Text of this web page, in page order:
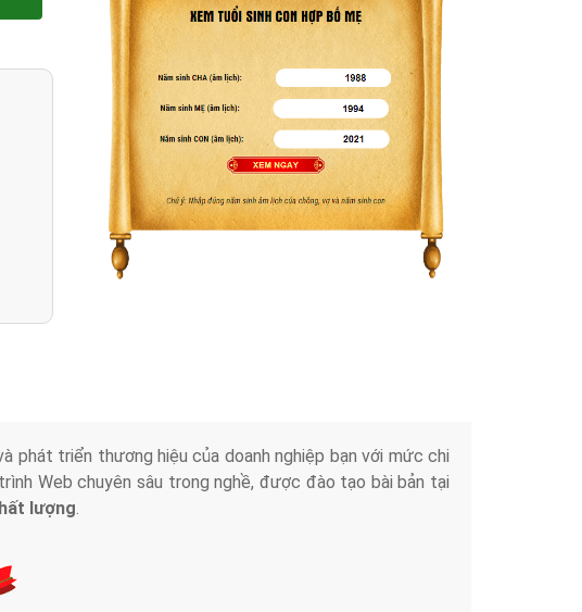
Phần mềm ứng dụng hay
Dịch vụ liên quan
Other Ads
Quảng Cáo Google
App
Tài liệu